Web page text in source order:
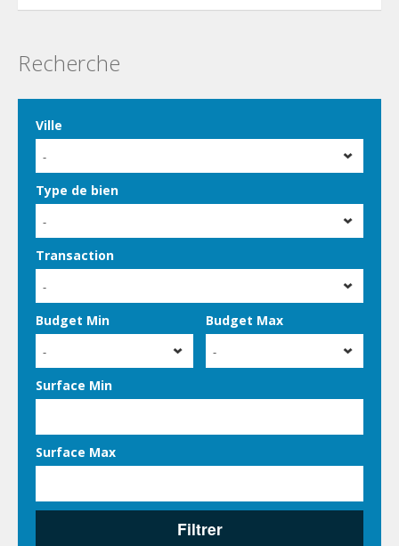
Recherche
Ville
-
Type de bien
-
Transaction
-
Budget Min
-
Budget Max
-
Surface Min
Surface Max
Filtrer